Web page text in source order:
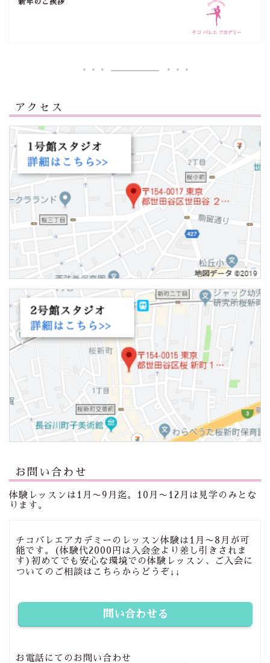
新年のご挨拶
アクセス
お問い合わせ
体験レッスンは1月〜9月迄。10月〜12月は見学のみとな
ります。
チコバレエアカデミーのレッスン体験は1月〜8月が可
能です。(体験代2000円は入会金より差し引きされま
す)初めてでも安心な環境での体験レッスン、ご入会に
ついてのご相談はこちらからどうぞ↓↓
問い合わせる
お電話にてのお問い合わせ